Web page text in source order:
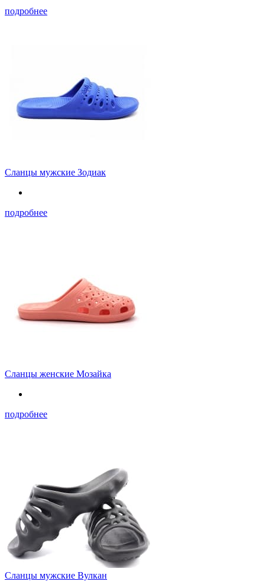
подробнее
Сланцы мужские Зодиак
подробнее
Сланцы женские Мозайка
подробнее
Сланцы мужские Вулкан